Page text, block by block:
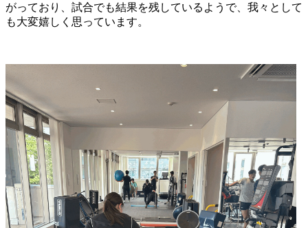
がっており、試合でも結果を残しているようで、我々として
も大変嬉しく思っています。